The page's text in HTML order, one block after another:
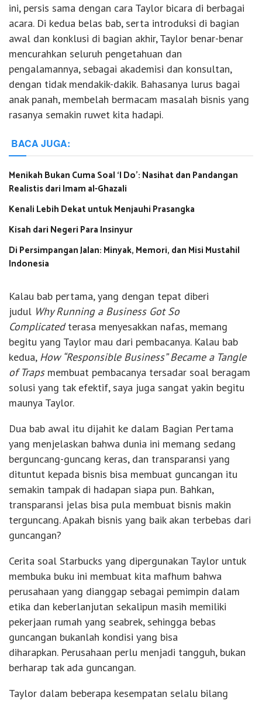
ini, persis sama dengan cara Taylor bicara di berbagai
acara. Di kedua belas bab, serta introduksi di bagian
awal dan konklusi di bagian akhir, Taylor benar-benar
mencurahkan seluruh pengetahuan dan
pengalamannya, sebagai akademisi dan konsultan,
dengan tidak mendakik-dakik. Bahasanya lurus bagai
anak panah, membelah bermacam masalah bisnis yang
rasanya semakin ruwet kita hadapi.
BACA JUGA:
Menikah Bukan Cuma Soal ‘I Do’: Nasihat dan Pandangan
Realistis dari Imam al-Ghazali
Kenali Lebih Dekat untuk Menjauhi Prasangka
Kisah dari Negeri Para Insinyur
Di Persimpangan Jalan: Minyak, Memori, dan Misi Mustahil
Indonesia
Kalau bab pertama, yang dengan tepat diberi
judul Why Running a Business Got So
Complicatedterasa menyesakkan nafas, memang
begitu yang Taylor mau dari pembacanya. Kalau bab
kedua, How “Responsible Business” Became a Tangle
of Trapsmembuat pembacanya tersadar soal beragam
solusi yang tak efektif, saya juga sangat yakin begitu
maunya Taylor.
Dua bab awal itu dijahit ke dalam Bagian Pertama
yang menjelaskan bahwa dunia ini memang sedang
berguncang-guncang keras, dan transparansi yang
dituntut kepada bisnis bisa membuat guncangan itu
semakin tampak di hadapan siapa pun. Bahkan,
transparansi jelas bisa pula membuat bisnis makin
terguncang. Apakah bisnis yang baik akan terbebas dari
guncangan?
Cerita soal Starbucks yang dipergunakan Taylor untuk
membuka buku ini membuat kita mafhum bahwa
perusahaan yang dianggap sebagai pemimpin dalam
etika dan keberlanjutan sekalipun masih memiliki
pekerjaan rumah yang seabrek, sehingga bebas
guncangan bukanlah kondisi yang bisa
diharapkan. Perusahaan perlu menjadi tangguh, bukan
berharap tak ada guncangan.
Taylor dalam beberapa kesempatan selalu bilang